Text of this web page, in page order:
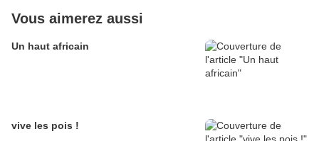
Vous aimerez aussi
Un haut africain
vive les pois !